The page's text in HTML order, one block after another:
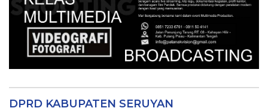
DPRD KABUPATEN SERUYAN